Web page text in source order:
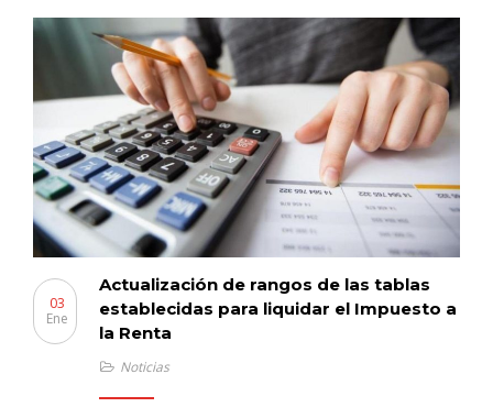
Actualización de rangos de las tablas
establecidas para liquidar el Impuesto a
la Renta
03
Ene
Noticias